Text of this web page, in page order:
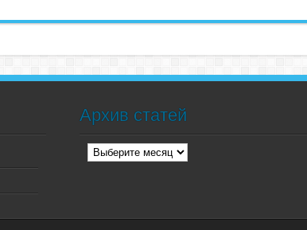
Архив статей
Архив
статей